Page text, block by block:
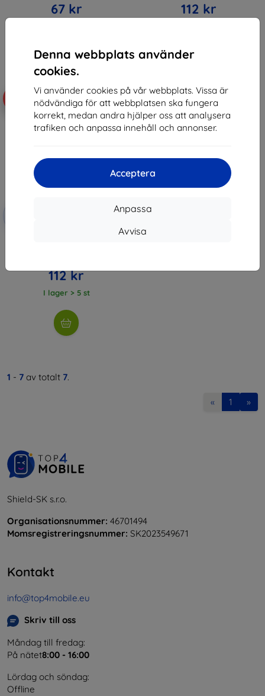
Denna webbplats använder
cookies.
Vi använder cookies på vår webbplats. Vissa är
nödvändiga för att webbplatsen ska fungera
korrekt, medan andra hjälper oss att analysera
trafiken och anpassa innehåll och annonser.
Acceptera
Anpassa
Avvisa
67 kr 112 kr
EXTRA10
112 kr
I lager > 5 st
1 - 7 av totalt 7.
« 1 »
Shield-SK s.r.o.
Organisationsnummer: 46701494
Momsregistreringsnummer: SK2023549671
Kontakt
info@top4mobile.eu
Skriv till oss
Måndag till fredag:
På nätet8:00 - 16:00
Lördag och söndag:
Offline